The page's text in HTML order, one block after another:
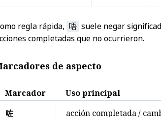
regla rápida, 唔 suele negar
completadas que no ocurrieron.
de aspecto
Marcador Uso principal
咗
acción completada /